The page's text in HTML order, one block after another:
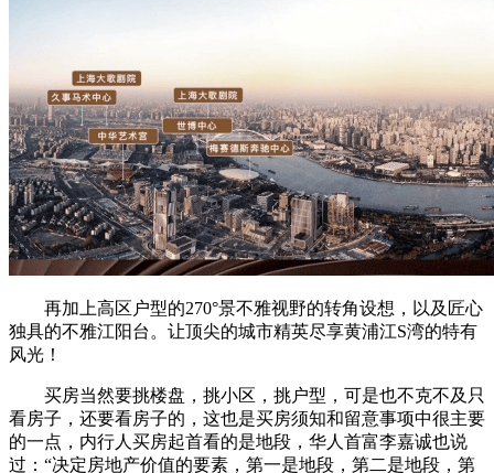
再加上高区户型的270°景不雅视野的转角设想，以及匠心
独具的不雅江阳台。让顶尖的城市精英尽享黄浦江S湾的特有
风光！
买房当然要挑楼盘，挑小区，挑户型，可是也不克不及只
看房子，还要看房子的，这也是买房须知和留意事项中很主要
的一点，内行人买房起首看的是地段，华人首富李嘉诚也说
过：“决定房地产价值的要素，第一是地段，第二是地段，第